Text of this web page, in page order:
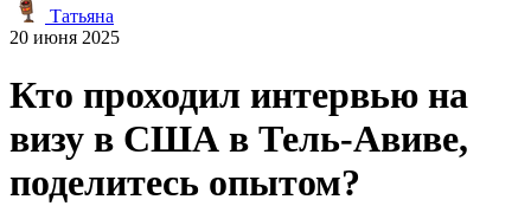
Татьяна
20 июня 2025
Кто проходил интервью на
визу в США в Тель-Авиве,
поделитесь опытом?